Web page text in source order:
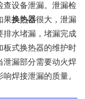
查设备泄漏。泄漏检
果换热器很大，泄漏
排水堵漏，堵漏完成
板式换热器的维护时
泄漏部分需要动火焊
焊接泄漏的质量。